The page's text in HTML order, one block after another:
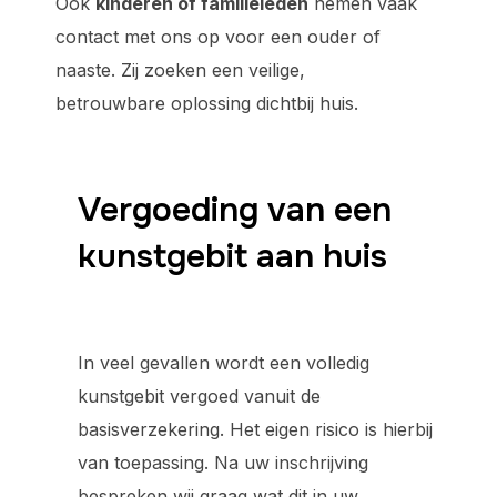
contact met ons op voor een ouder of
naaste. Zij zoeken een veilige,
betrouwbare oplossing dichtbij huis.
Vergoeding van een
kunstgebit aan huis
In veel gevallen wordt een volledig
kunstgebit vergoed vanuit de
basisverzekering. Het eigen risico is hierbij
van toepassing. Na uw inschrijving